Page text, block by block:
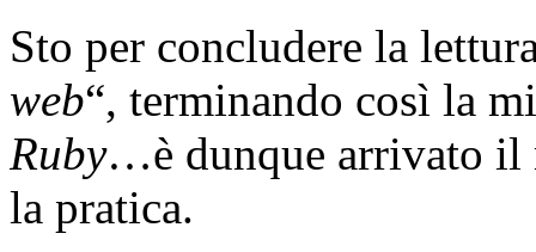
Sto per concludere la
web“, terminando così la
Ruby…è dunque arrivato il
la pratica.